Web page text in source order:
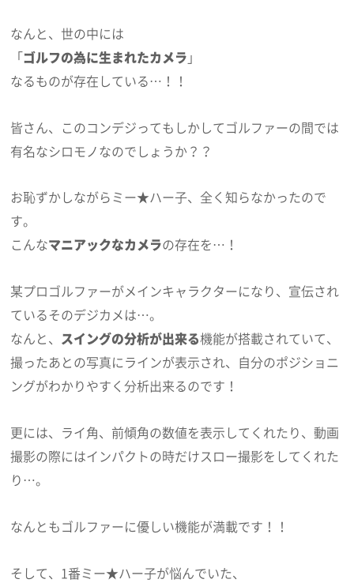
なんと、世の中には
「ゴルフの為に生まれたカメラ 」
なるものが存在している…！！
皆さん、このコンデジってもしかしてゴルファーの間では
有名なシロモノなのでしょうか？？
お恥ずかしながらミー★ハー子、全く知らなかったので
す。
こんなマニアックなカメラの存在を…！
某プロゴルファーがメインキャラクターになり、宣伝され
ているそのデジカメは…。
なんと、 スイングの分析が出来る機能が搭載されていて、
撮ったあとの写真にラインが表示され、自分のポジショニ
ングがわかりやすく分析出来るのです！
更には、ライ角、前傾角の数値を表示してくれたり、動画
撮影の際にはインパクトの時だけスロー撮影をしてくれた
り…。
なんともゴルファーに優しい機能が満載です！！
そして、1番ミー★ハー子が悩んでいた、